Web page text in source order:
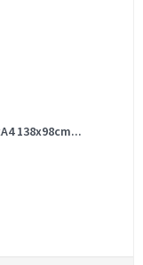
138x98cm...